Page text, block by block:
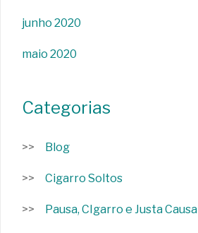
junho 2020
maio 2020
Categorias
Blog
Cigarro Soltos
Pausa, CIgarro e Justa Causa